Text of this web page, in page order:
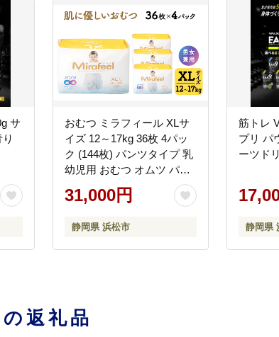
サ
おむつ ミラフィール XLサ
イズ 12～17kg 36枚 4パッ
ク (144枚) パンツタイプ 乳
幼児用 おむつ オムツ パン
ツ 雑貨 ベビーグッズ ベビ
ー用品 赤ちゃんグッズ 赤
生活消耗品 贈り物 プレゼ
ント mirafeel 静岡 静岡県
31,000円
静岡県 浜松市
筋トレ
プリ パ
ーツド
静岡県
返礼品